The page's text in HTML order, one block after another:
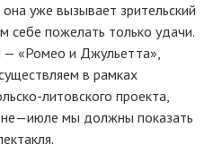
уже вызывает зрительский
себе пожелать только удачи.
«Ромео и Джульетта»,
в рамках
литовского проекта,
мы должны показать